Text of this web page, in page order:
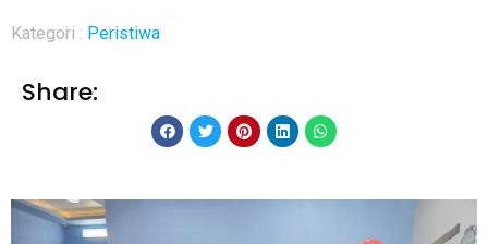
Kategori : Peristiwa
Share: